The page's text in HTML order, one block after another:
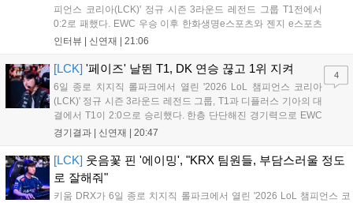
피언스 코리아(LCK)' 정규 시즌 3라운드 레전드 그룹 T1전에서
0:2로 패했다. EWC 우승 이후 한화생명e스포츠와 젠지 e스포츠
를 잡아내며 기세를 끌어올렸지만, 경기력이 제 궤도에 오른 T1은
"오늘 져서 너무 아쉽다"...
인터뷰 | 신연재 21:06
[LCK] '페이즈' 날뛴 T1, DK 연승 끊고 1위 지켜
6일 종로 치지직 롤파크에서 열린 '2026 LoL 챔피언스 코리아
(LCK)' 정규 시즌 3라운드 레전드 그룹, T1과 디플러스 기아의 대
결에서 T1이 2:0으로 승리했다. 한층 단단해진 경기력으로 EWC
우승을 기점으로 파죽지세의 연승을 이어가던 디플러스 기아를
T1은 첫 드래곤을 두드렸...
경기결과 | 신연재 20:47
4
[LCK] 웃음꽃 핀 '에이밍', "KRX 팀원들, 부담스러울 정도
로 잘해줘"
키움 DRX가 6일 종로 치지직 롤파크에서 열린 '2026 LoL 챔피언스 코